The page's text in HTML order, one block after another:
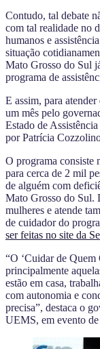
Contudo, tal debate
com tal realidade no
humanos e
situação
Mato Grosso do Sul
programa de
E assim, para
um mês pelo
Estado de
por Patrícia
O programa consiste
para cerca de 2 mil
de alguém com
Mato Grosso do Sul.
mulheres e atende
de cuidador do
ser feitas no site da
“O ‘Cuidar de Quem
principalmente
estão em casa,
com autonomia e
precisa”, destaca o
UEMS, em evento